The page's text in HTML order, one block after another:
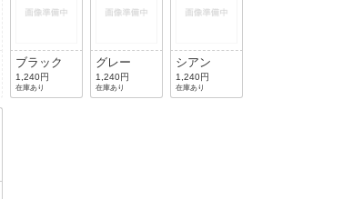
ブラック
1,240円
在庫あり
グレー
1,240円
在庫あり
シアン
1,240円
在庫あり